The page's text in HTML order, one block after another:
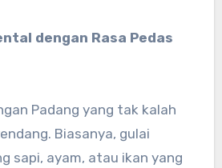
dengan Rasa Pedas
Padang yang tak kalah
Biasanya, gulai
sapi, ayam, atau ikan yang